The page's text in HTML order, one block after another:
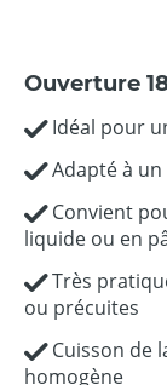
Ouverture
Idéal pour
Adapté à
Convient
liquide ou en
Très
ou précuites
Cuisson de
homogène